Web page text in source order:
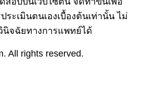
ระเมินตนเองเบื้องต้นเท่านั้น ไม่
นิจฉัยทางการแพทย์ได้
All rights reserved.